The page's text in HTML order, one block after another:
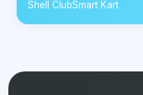
Shell ClubSmart Kart